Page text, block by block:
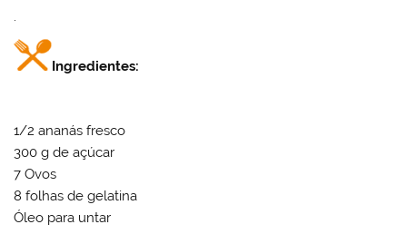
.
Ingredientes:
1/2 ananás fresco
300 g de açúcar
7 Ovos
8 folhas de gelatina
Óleo para untar